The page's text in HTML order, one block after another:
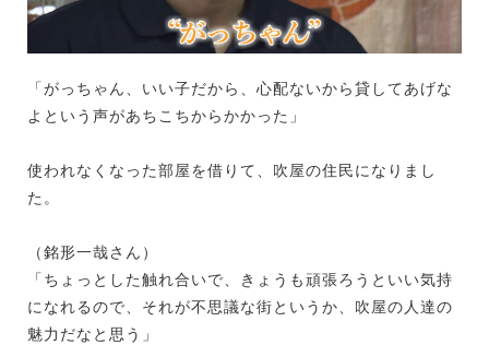
「がっちゃん、いい子だから、心配ないから貸してあげな
よという声があちこちからかかった」
使われなくなった部屋を借りて、吹屋の住民になりまし
た。
（銘形一哉さん）
「ちょっとした触れ合いで、きょうも頑張ろうといい気持
になれるので、それが不思議な街というか、吹屋の人達の
魅力だなと思う」